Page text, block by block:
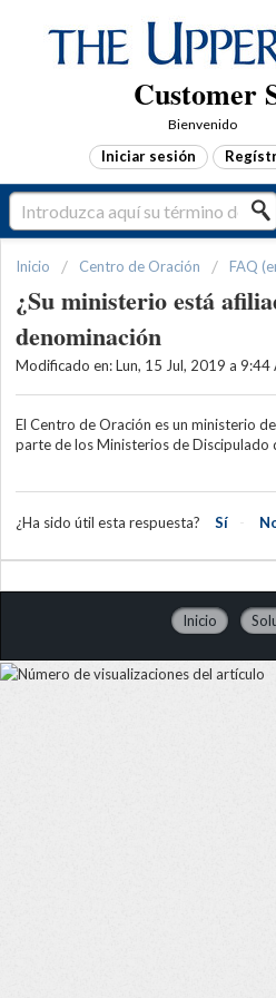
Customer
Bienvenido
Iniciar sesión
Inicio Centro de Oración FAQ
¿Su ministerio está
denominación
Modificado en: Lun, 15 Jul, 2019 a 9:44
El Centro de Oración es un ministerio
parte de los Ministerios de Discipulado
¿Ha sido útil esta respuesta? Sí
Inicio